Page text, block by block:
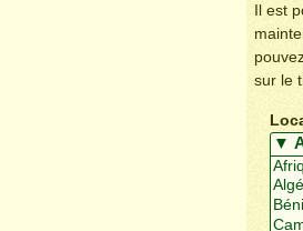
Il est
sur le